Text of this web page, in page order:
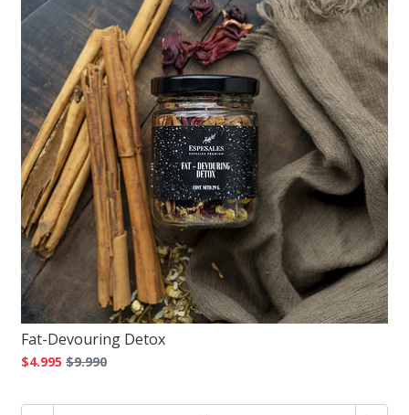
Fat-Devouring Detox
$4.995 $9.990